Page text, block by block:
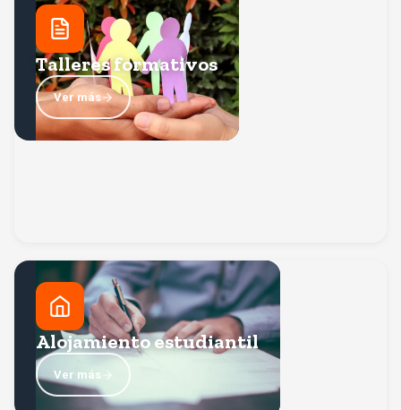
Talleres formativos
Ver más
Talleres formativos
Te apoyamos con talleres que facilitan tu adaptación a
la vida universitaria y a los retos de vivir lejos de casa.
Alojamiento estudiantil
Ver más
Alojamiento estudiantil
Te orientamos para encontrar la opción de alojamiento
que mejor se adapte a tus necesidades, presupuesto y